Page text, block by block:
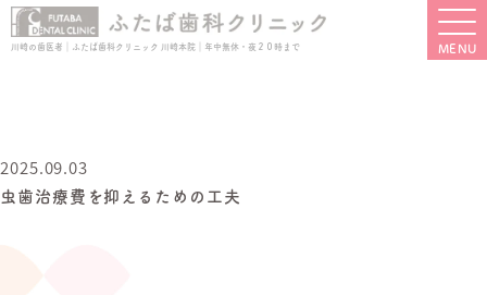
川崎の歯医者｜ふたば歯科クリニック 川崎本院｜年中無休・夜２０時まで
2025.09.03
虫歯治療費を抑えるための工夫